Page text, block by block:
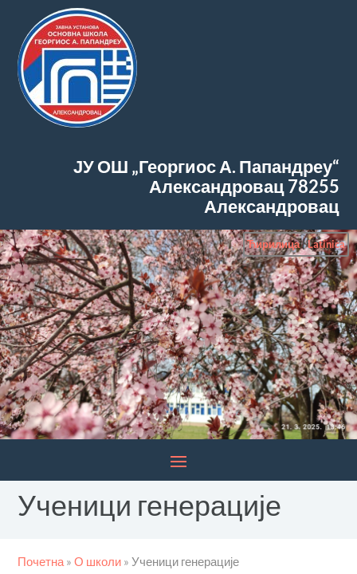
ЈУ ОШ „Георгиос А. Папандреу“
Александровац78255
Александровац
Ћирилица|Latinica
Ученици генерације
Почетна »О школи »Ученици генерације